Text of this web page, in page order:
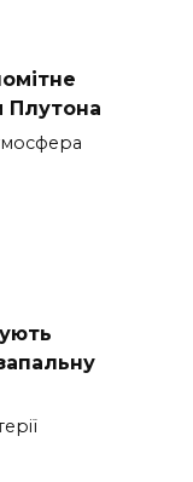
Плутона